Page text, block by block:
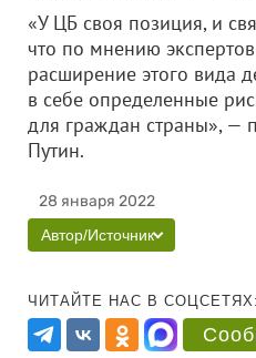
«У ЦБ своя позиция, и
что по мнению
расширение этого вида
в себе определенные
для граждан страны», —
Путин.
28 января 2022
Автор/Источник
ЧИТАЙТЕ НАС В СОЦСЕТЯХ: